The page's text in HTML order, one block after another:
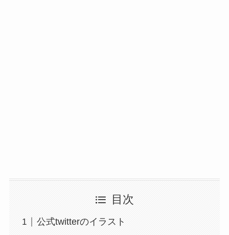
目次
公式twitterのイラスト